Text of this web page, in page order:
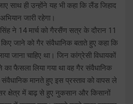
साथ ही उन्होंने यह भी कहा कि लैंड जिहाद
जारी रहेगा।
ने 14 मार्च को गैरसैंण सत्र के दौरान 11
किए जाने को गैर संवैधानिक बताते हुए कहा कि
जाना चाहिए था। जिन कांग्रेसी विधायकों
का फैसला लिया गया था वह गैर संवैधानिक
मानते हुए इस प्रस्ताव को वापस ले
क्षेत्र में बाढ़ से हुए नुकसान और किसानों